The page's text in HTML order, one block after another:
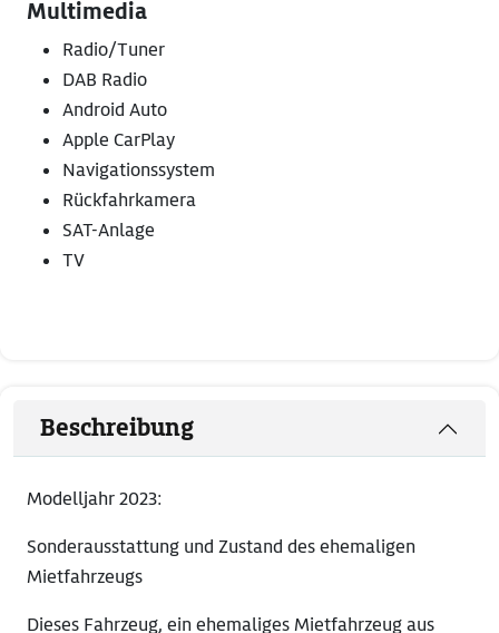
Multimedia
Radio/Tuner
DAB Radio
Android Auto
Apple CarPlay
Navigationssystem
Rückfahrkamera
SAT-Anlage
TV
Beschreibung
Modelljahr 2023:
Sonderausstattung und Zustand des ehemaligen
Mietfahrzeugs
Dieses Fahrzeug, ein ehemaliges Mietfahrzeug aus